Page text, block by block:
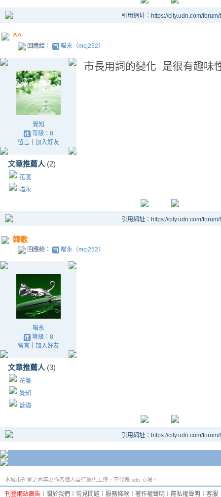
引用網址：https://city.udn.com/
^^
回應給： 喵永（mcj252）
覺知
等級：8
留言｜ 加入好友
文章推薦人 (2)
花箋
喵永
市長用詞的變化 是很有趣味
引用網址：https://city.udn.com/
韓歌
回應給： 喵永（mcj252）
喵永
等級：8
留言｜ 加入好友
文章推薦人 (3)
花箋
覺知
藍貓
引用網址：https://city.udn.com/
本城市刊登之內容為作者個人自行提供上傳，不代表 udn 立場。
刊登網站廣告 關於我們 常見問題 服務條款 著作權聲明 隱私權聲明 客服